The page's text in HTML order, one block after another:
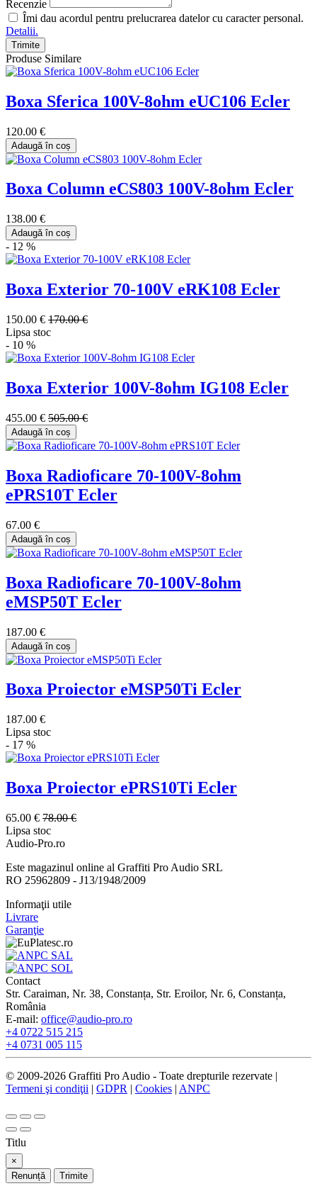
Recenzie
Îmi dau acordul pentru prelucrarea datelor cu caracter personal.
Detalii.
Trimite
Produse Similare
Boxa Sferica 100V-8ohm eUC106 Ecler
120.00 €
Adaugă în coș
Boxa Column eCS803 100V-8ohm Ecler
138.00 €
Adaugă în coș
- 12 %
Boxa Exterior 70-100V eRK108 Ecler
150.00 € 170.00 €
Lipsa stoc
- 10 %
Boxa Exterior 100V-8ohm IG108 Ecler
455.00 € 505.00 €
Adaugă în coș
Boxa Radioficare 70-100V-8ohm
ePRS10T Ecler
67.00 €
Adaugă în coș
Boxa Radioficare 70-100V-8ohm
eMSP50T Ecler
187.00 €
Adaugă în coș
Boxa Proiector eMSP50Ti Ecler
187.00 €
Lipsa stoc
- 17 %
Boxa Proiector ePRS10Ti Ecler
65.00 € 78.00 €
Lipsa stoc
Audio-Pro.ro
Este magazinul online al Graffiti Pro Audio SRL
RO 25962809 - J13/1948/2009
Informaţii utile
Livrare
Garanţie
Contact
Str. Caraiman, Nr. 38, Constanța, Str. Eroilor, Nr. 6, Constanța,
România
E-mail: office@audio-pro.ro
+4 0722 515 215
+4 0731 005 115
© 2009-2026 Graffiti Pro Audio - Toate drepturile rezervate |
Termeni şi condiţii | GDPR | Cookies | ANPC
Titlu
×
Renunță